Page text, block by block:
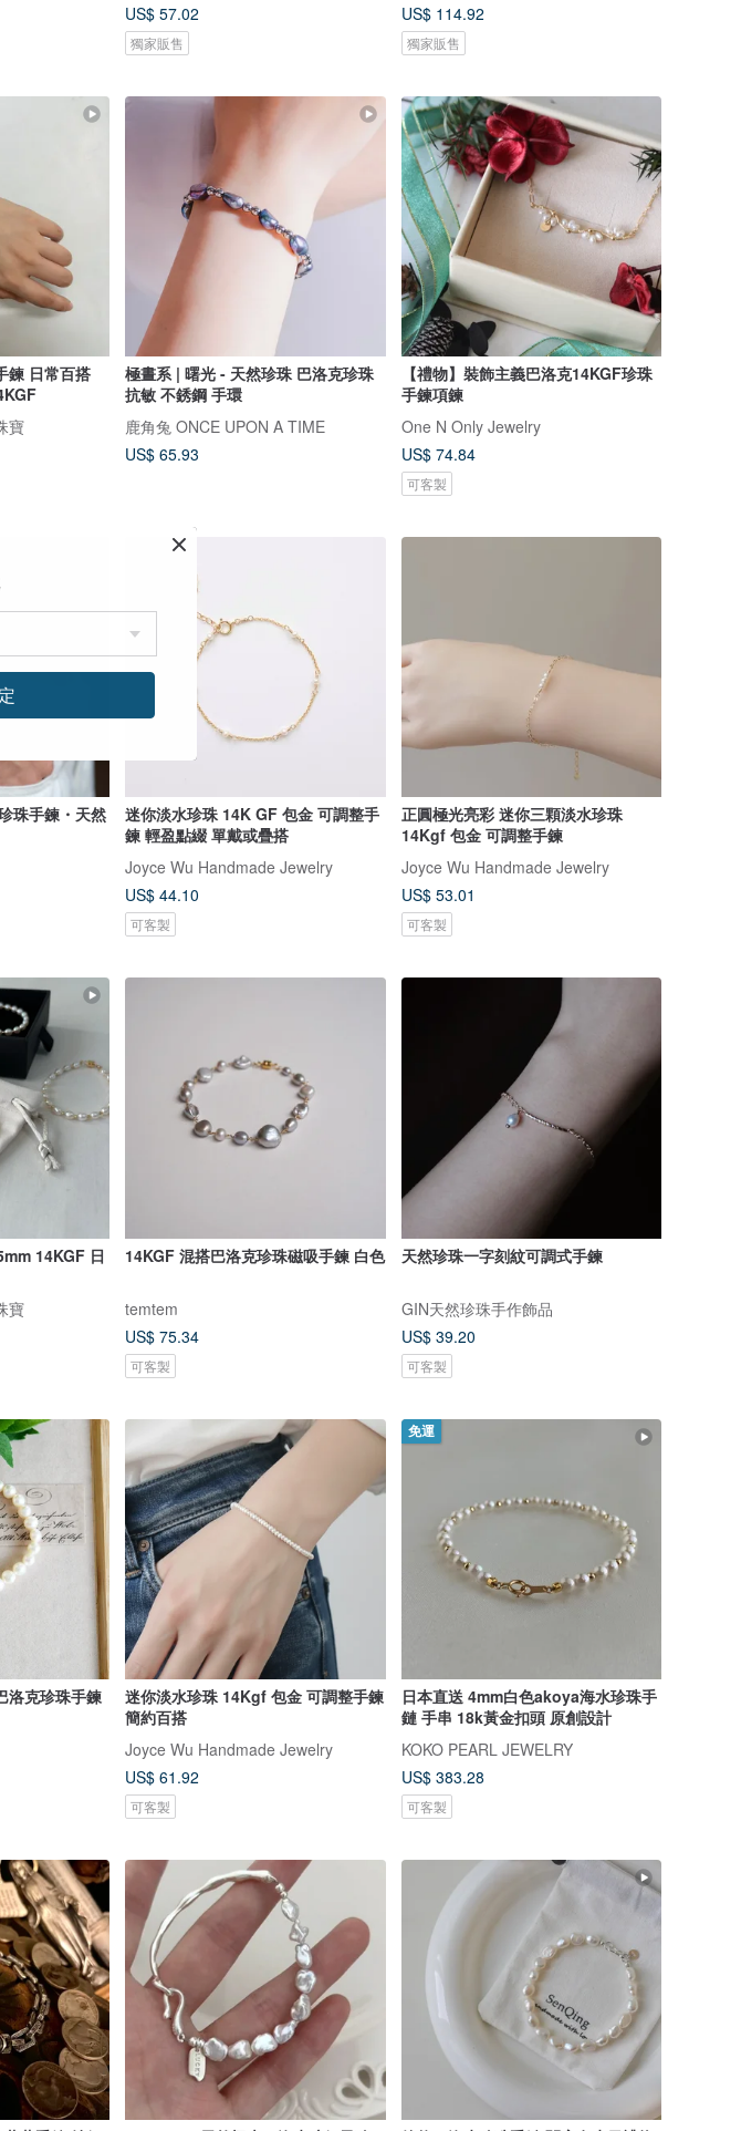
US$ 57.02
獨家販售
US$ 114.92
獨家販售
鍊 日常百搭
寶
極晝系 | 曙光 - 天然珍珠 巴洛克珍珠
抗敏 不銹鋼 手環
鹿角兔 ONCE UPON A TIME
US$ 65.93
【禮物】裝飾主義巴洛克14KGF珍珠
手鍊項鍊
One N Only Jewelry
US$ 74.84
可客製
珠手鍊・天然
迷你淡水珍珠 14K GF 包金 可調整手
鍊 輕盈點綴 單戴或疊搭
Joyce Wu Handmade Jewelry
US$ 44.10
可客製
正圓極光亮彩 迷你三顆淡水珍珠
14Kgf 包金 可調整手鍊
Joyce Wu Handmade Jewelry
US$ 53.01
可客製
14KGF 日
寶
14KGF 混搭巴洛克珍珠磁吸手鍊 白色
temtem
US$ 75.34
可客製
天然珍珠一字刻紋可調式手鍊
GIN天然珍珠手作飾品
US$ 39.20
可客製
洛克珍珠手鍊
迷你淡水珍珠 14Kgf 包金 可調整手鍊
簡約百搭
Joyce Wu Handmade Jewelry
US$ 61.92
可客製
免運
日本直送 4mm白色akoya海水珍珠手
鏈 手串 18k黃金扣頭 原創設計
KOKO PEARL JEWELRY
US$ 383.28
可客製